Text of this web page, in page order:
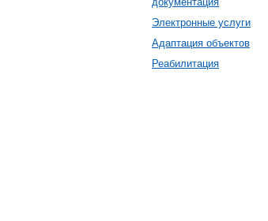
Электронные услуги
Адаптация объектов
Реабилитация